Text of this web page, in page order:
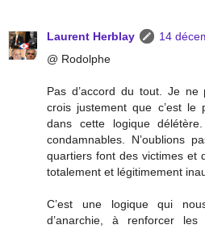
Laurent Herblay
14
@ Rodolphe
Pas d’accord du tout. Je
crois justement que c’est
dans cette logique
condamnables. N’oublions
quartiers font des victimes et
totalement et légitimement
C’est une logique qui
d’anarchie, à renforcer